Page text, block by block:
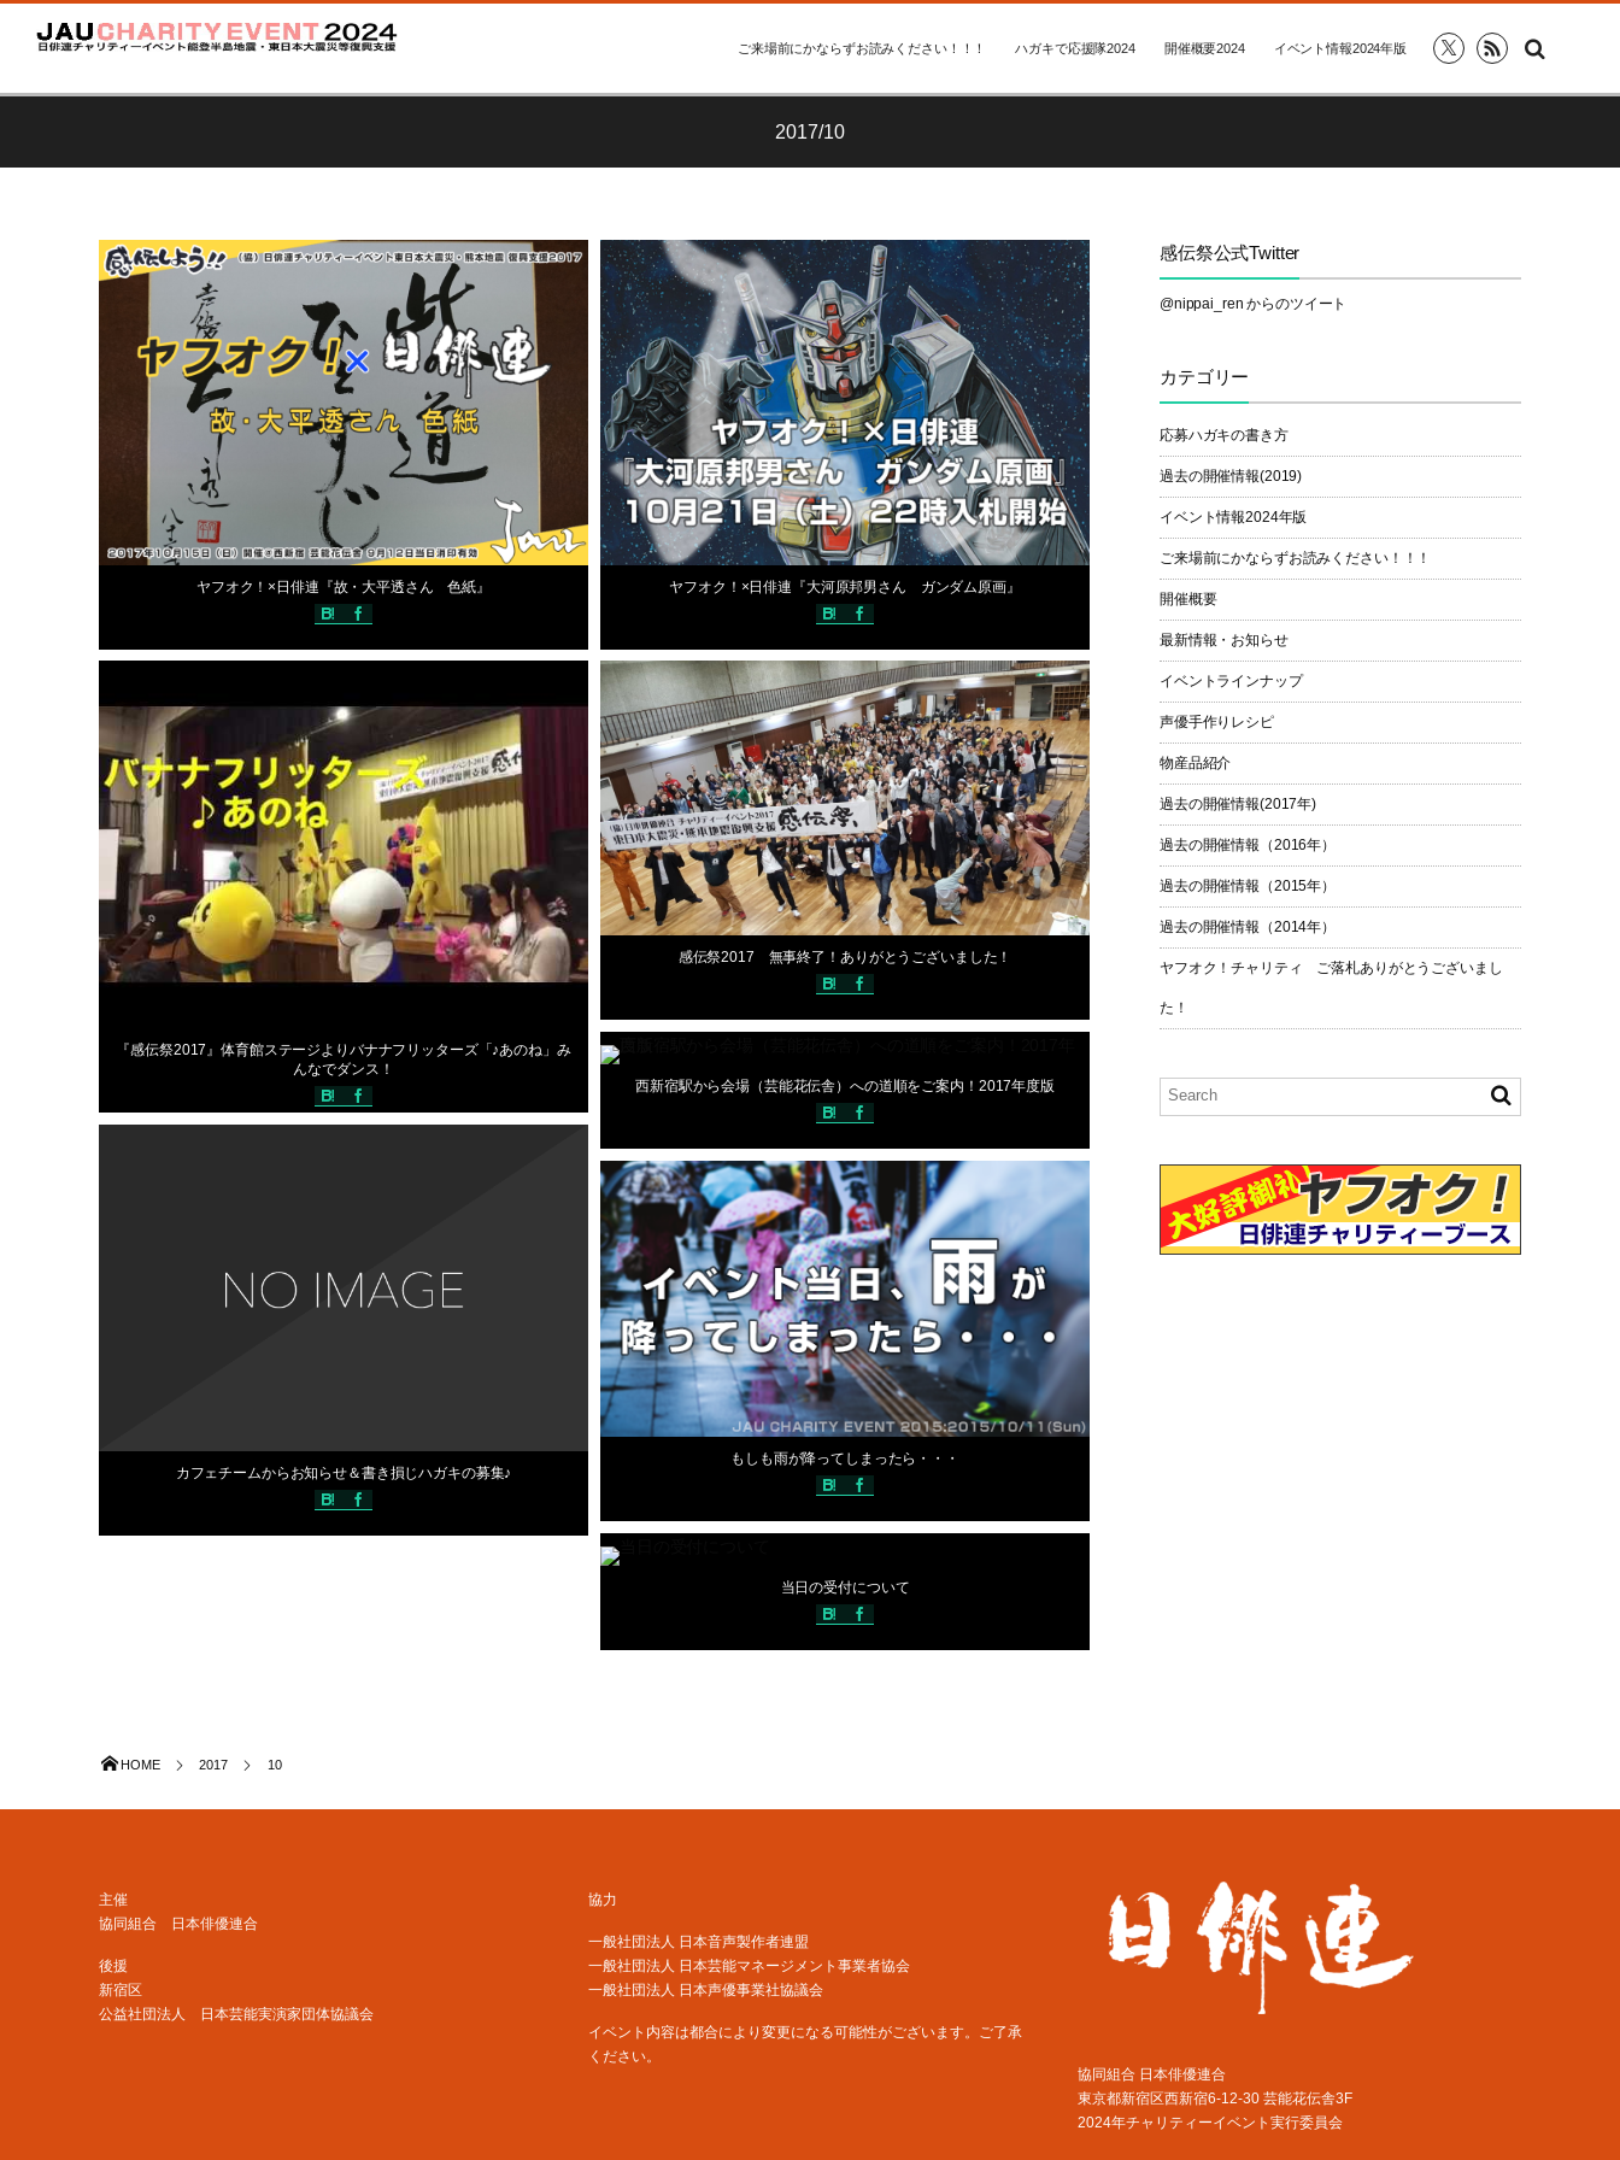
ご来場前にかならずお読みください！！！ ハガキで応援隊2024 開催概要2024 イベント情報2024年版
2017/10
ヤフオク！×日俳連『故・大平透さん 色紙』
2017年10月29日
過去の開催情報(2017年) 編集スタッフ Ｎ
ヤフオク！×日俳連『大河原邦男さん ガンダム原画』
2017年10月20日
過去の開催情報(2017年) 編集スタッフ Ｎ
『感伝祭2017』体育館ステージよりバナナフリッターズ「♪あのね」み
んなでダンス！
感伝祭2017 無事終了！ありがとうございました！
2017年10月15日
過去の開催情報(2017年) 編集スタッフ Ｎ
西新宿駅から会場（芸能花伝舎）への道順をご案内！2017年度版
過去の開催情報(2017年)
カフェチームからお知らせ＆書き損じハガキの募集♪
もしも雨が降ってしまったら・・・
2017年10月11日
過去の開催情報(2017年)
当日の受付について
過去の開催情報(2017年)
感伝祭公式Twitter
@nippai_ren からのツイート
カテゴリー
応募ハガキの書き方
過去の開催情報(2019)
イベント情報2024年版
ご来場前にかならずお読みください！！！
開催概要
最新情報・お知らせ
イベントラインナップ
声優手作りレシピ
物産品紹介
過去の開催情報(2017年)
過去の開催情報（2016年）
過去の開催情報（2015年）
過去の開催情報（2014年）
ヤフオク！チャリティ ご落札ありがとうございまし
た！
HOME 2017 10
主催
協同組合 日本俳優連合
後援
新宿区
公益社団法人 日本芸能実演家団体協議会
協力
一般社団法人 日本音声製作者連盟
一般社団法人 日本芸能マネージメント事業者協会
一般社団法人 日本声優事業社協議会
イベント内容は都合により変更になる可能性がございます。ご了承
ください。
協同組合 日本俳優連合
東京都新宿区西新宿6-12-30 芸能花伝舎3F
2024年チャリティーイベント実行委員会